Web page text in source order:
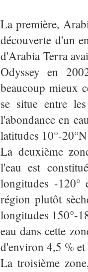
La première,
découverte d'un
d'Arabia Terra
Odyssey en
beaucoup mieux
se situe entre
l'abondance en
latitudes 10°-
La deuxième
l'eau est
longitudes -120°
région plutôt
longitudes 150°-
eau dans cette
d'environ 4,5 %
La troisième